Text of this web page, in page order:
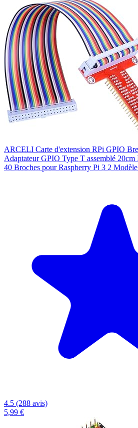
ARCELI Carte d'extension RPi GPIO
Adaptateur GPIO Type T assemblé
40 Broches pour Raspberry Pi 3 2
4.5 (288 avis)
5,99 €